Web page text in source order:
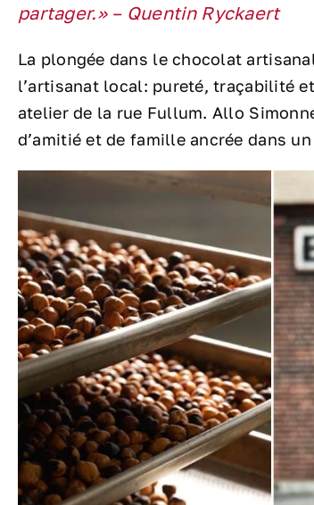
partager.» – Quentin Ryckaert
La plongée dans le chocolat
l’artisanat local: pureté, traçabilité
atelier de la rue Fullum. Allo
d’amitié et de famille ancrée dans